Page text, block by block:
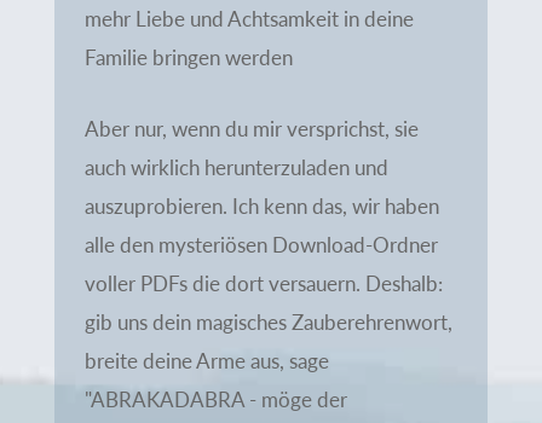
mehr Liebe und Achtsamkeit in deine
Familie bringen werden
Aber nur, wenn du mir versprichst, sie
auch wirklich herunterzuladen und
auszuprobieren. Ich kenn das, wir haben
alle den mysteriösen Download-Ordner
voller PDFs die dort versauern. Deshalb:
gib uns dein magisches Zauberehrenwort,
breite deine Arme aus, sage
"ABRAKADABRA - möge der